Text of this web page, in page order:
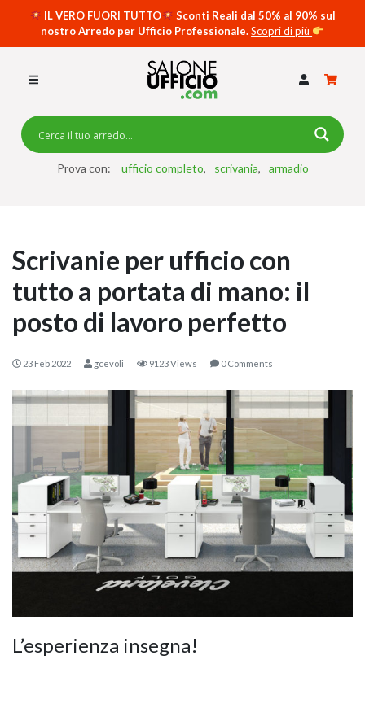
IL VERO FUORI TUTTO
Sconti Reali dal 50% al 90% sul
nostro Arredo per Ufficio Professionale.Scopri di più
Prova con: ufficio completo scrivania armadio
SWING 7020 –
KOROS –
SCRIVANIE SPECIAL DESK
CASSETTIERE
RECEPTION
TAVOLI RIUNIONE
ACCESSORI
Scrivanie per ufficio con
tutto a portata di mano: il
posto di lavoro perfetto
23 Feb 2022 gcevoli 9123 Views 0 Comments
L’esperienza insegna!